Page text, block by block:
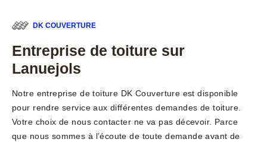
DK COUVERTURE
Entreprise de toiture sur
Lanuejols
Notre entreprise de toiture DK Couverture est disponible
pour rendre service aux différentes demandes de toiture.
Votre choix de nous contacter ne va pas décevoir. Parce
que nous sommes à l’écoute de toute demande avant de